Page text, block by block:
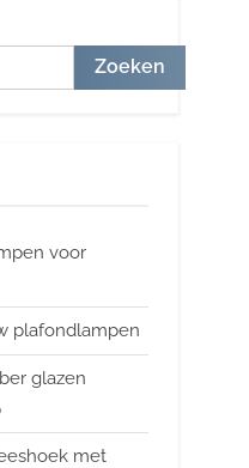
Zoeken
voor
plafondlampen
glazen
met